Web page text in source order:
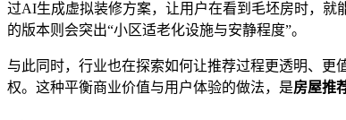
过AI生成虚拟装修方案，让用户在看到毛坯房时，
的版本则会突出“小区适老化设施与安静程度”。
与此同时，行业也在探索如何让推荐过程更透明、更
权。这种平衡商业价值与用户体验的做法，是房屋推